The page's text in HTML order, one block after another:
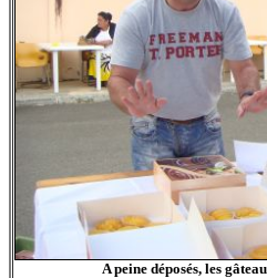
A peine déposés, les